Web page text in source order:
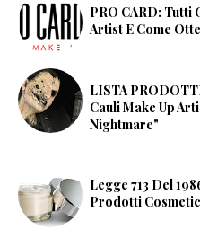
PRO CARD: Tutti
Artist E Come
LISTA
Cauli Make Up
Nightmare"
Legge 713 Del
Prodotti